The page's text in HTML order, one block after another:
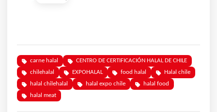
carne halal
CENTRO DE CERTIFICACIÓN HALAL DE CHILE
chilehalal
EXPOHALAL food halal
Halal chile
halal chilehalal
halal expo chile
halal food
halal meat